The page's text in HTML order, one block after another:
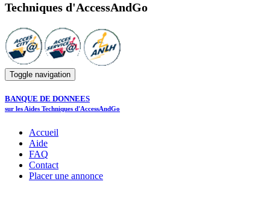
Techniques d'AccessAndGo
Toggle navigation
BANQUE DE DONNEES
sur les Aides Techniques d'AccessAndGo
Accueil
Aide
FAQ
Contact
Placer une annonce